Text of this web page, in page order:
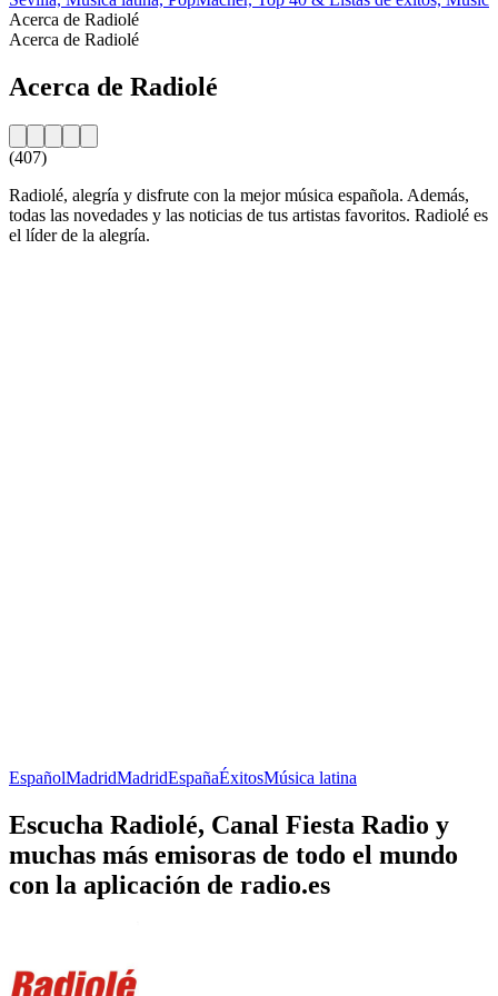
Acerca de Radiolé
Acerca de Radiolé
Acerca de Radiolé
(407)
Radiolé, alegría y disfrute con la mejor música española. Además,
todas las novedades y las noticias de tus artistas favoritos. Radiolé es
el líder de la alegría.
EspañolMadridMadridEspañaÉxitosMúsica latina
Escucha Radiolé, Canal Fiesta Radio y
muchas más emisoras de todo el mundo
con la aplicación de radio.es